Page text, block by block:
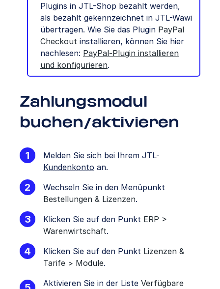
Plugins in JTL-Shop bezahlt werden,
als bezahlt gekennzeichnet in JTL-Wawi
übertragen. Wie Sie das Plugin PayPal
Checkout installieren, können Sie hier
nachlesen: PayPal-Plugin installieren
und konfigurieren.
Zahlungsmodul
buchen/aktivieren
Melden Sie sich bei Ihrem JTL-
Kundenkonto an.
Wechseln Sie in den Menüpunkt
Bestellungen & Lizenzen.
Klicken Sie auf den Punkt ERP >
Warenwirtschaft.
Klicken Sie auf den Punkt Lizenzen &
Tarife > Module.
Aktivieren Sie in der Liste Verfügbare